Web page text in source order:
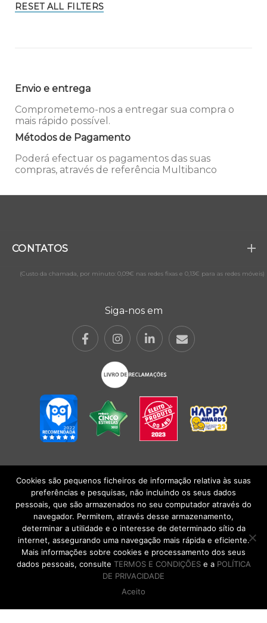
RESET ALL FILTERS
Envio e entrega
Comprometemo-nos a entregar sua compra o
mais rápido possível.
Métodos de Pagamento
Poderá efectuar os pagamentos das suas
compras, através de referência Multibanco
CONTATOS
(Custo da chamada, por minuto: 0,09€ nas redes fixas e 0,13€ para as redes móveis)
Siga-nos em
POLÍTICA DE PRIVACIDADE|TERMOS E CONDIÇÕESlCONDIÇÕES
GERAIS DE VENDA| Alberto Oculista, SA 2026. Todos os direitos reservados.
DE VOLTA AO TOPO
Cookies são pequenos ficheiros de informação relativa às suas
preferências e pesquisas, não incluindo os seus dados
pessoais, que são armazenados no seu computador através do
navegador. Permitem, através desse armazenamento,
determinar a utilidade e o interesse de determinado sítio da
internet, assegurando uma navegação mais rápida e eficiente.
Mais informações sobre cookies e processamento dos seus
dados pessoais, consulte TERMOS E CONDIÇÕESe a POLÍTICA
DE PRIVACIDADE
Aceito